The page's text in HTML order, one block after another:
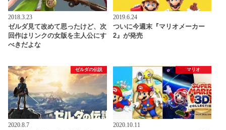
2018.3.23
ゼルダ見て改めて思ったけど、次
回作はリンクの女版を主人公にす
べきだよな
2019.6.24
ついに今週末『マリオメーカー
2』が発売
ゼルダの伝説
2020.8.7
マリオ
2020.10.11